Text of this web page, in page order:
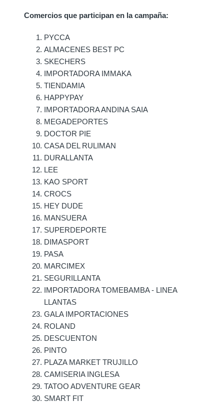
Comercios que participan en la campaña:
PYCCA
ALMACENES BEST PC
SKECHERS
IMPORTADORA IMMAKA
TIENDAMIA
HAPPYPAY
IMPORTADORA ANDINA SAIA
MEGADEPORTES
DOCTOR PIE
CASA DEL RULIMAN
DURALLANTA
LEE
KAO SPORT
CROCS
HEY DUDE
MANSUERA
SUPERDEPORTE
DIMASPORT
PASA
MARCIMEX
SEGURILLANTA
IMPORTADORA TOMEBAMBA - LINEA
LLANTAS
GALA IMPORTACIONES
ROLAND
DESCUENTON
PINTO
PLAZA MARKET TRUJILLO
CAMISERIA INGLESA
TATOO ADVENTURE GEAR
SMART FIT